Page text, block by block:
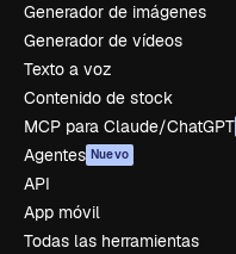
Generador de imágenes
Generador de vídeos
Texto a voz
Contenido de stock
MCP para Claude/ChatGPT
Agentes Nuevo
API
App móvil
Todas las herramientas